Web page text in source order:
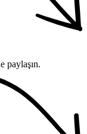
paylaşın.